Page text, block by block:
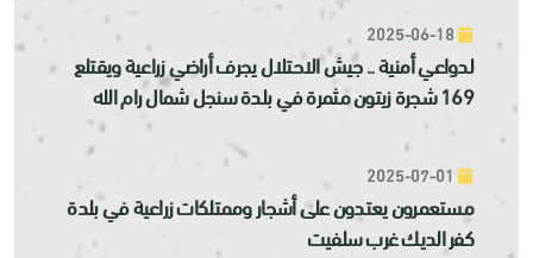
لدواعي أمنية .. جيش الاحتلال يجرف أراضي زراعية ويقتلع
169 شجرة زيتون مثمرة في بلدة سنجل شمال رام الله
مستعمرون يعتدون على أشجار وممتلكات زراعية في بلدة
كفر الديك غرب سلفيت